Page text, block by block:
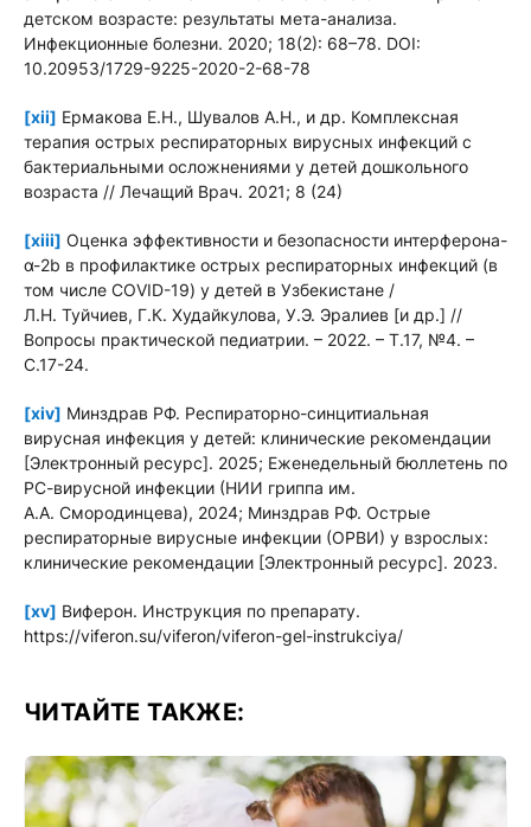
детском возрасте: результаты мета-анализа.
Инфекционные болезни. 2020; 18(2): 68–78. DOI:
10.20953/1729-9225-2020-2-68-78
[xii] Ермакова Е.Н., Шувалов А.Н., и др. Комплексная
терапия острых респираторных вирусных инфекций с
бактериальными осложнениями у детей дошкольного
возраста // Лечащий Врач. 2021; 8 (24)
[xiii] Оценка эффективности и безопасности интерферона-
α-2b в профилактике острых респираторных инфекций (в
том числе COVID-19) у детей в Узбекистане /
Л.Н. Туйчиев, Г.К. Худайкулова, У.Э. Эралиев [и др.] //
Вопросы практической педиатрии. – 2022. – Т.17, №4. –
С.17-24.
[xiv] Минздрав РФ. Респираторно-синцитиальная
вирусная инфекция у детей: клинические рекомендации
[Электронный ресурс]. 2025; Еженедельный бюллетень по
РС-вирусной инфекции (НИИ гриппа им.
А.А. Смородинцева), 2024; Минздрав РФ. Острые
респираторные вирусные инфекции (ОРВИ) у взрослых:
клинические рекомендации [Электронный ресурс]. 2023.
[xv] Виферон. Инструкция по препарату.
https://viferon.su/viferon/viferon-gel-instrukciya/
ЧИТАЙТЕ ТАКЖЕ: